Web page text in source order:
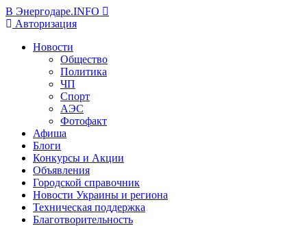
В Энергодаре.INFO
Авторизация
Новости
Общество
Политика
ЧП
Спорт
АЭС
Фотофакт
Афиша
Блоги
Конкурсы и Акции
Объявления
Городской справочник
Новости Украины и региона
Техническая поддержка
Благотворительность